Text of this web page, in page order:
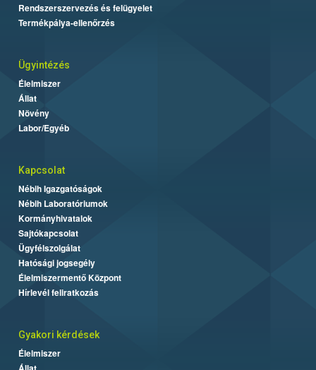
Rendszerszervezés és felügyelet
Termékpálya-ellenőrzés
Ügyintézés
Élelmiszer
Állat
Növény
Labor/Egyéb
Kapcsolat
Nébih Igazgatóságok
Nébih Laboratóriumok
Kormányhivatalok
Sajtókapcsolat
Ügyfélszolgálat
Hatósági jogsegély
Élelmiszermentő Központ
Hírlevél feliratkozás
Gyakori kérdések
Élelmiszer